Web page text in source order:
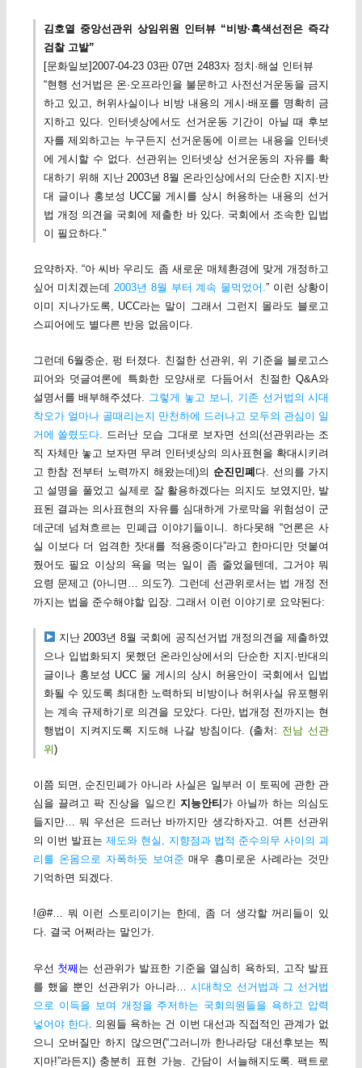
김호열 중앙선관위 상임위원 인터뷰 “비방·흑색선전은 즉각
검찰 고발”
[문화일보]2007-04-23 03판 07면 2483자 정치·해설 인터뷰
“현행 선거법은 온·오프라인을 불문하고 사전선거운동을 금지
하고 있고, 허위사실이나 비방 내용의 게시·배포를 명확히 금
지하고 있다. 인터넷상에서도 선거운동 기간이 아닐 때 후보
자를 제외하고는 누구든지 선거운동에 이르는 내용을 인터넷
에 게시할 수 없다. 선관위는 인터넷상 선거운동의 자유를 확
대하기 위해 지난 2003년 8월 온라인상에서의 단순한 지지·반
대 글이나 홍보성 UCC물 게시를 상시 허용하는 내용의 선거
법 개정 의견을 국회에 제출한 바 있다. 국회에서 조속한 입법
이 필요하다.”
요약하자. “아 씨바 우리도 좀 새로운 매체환경에 맞게 개정하고
싶어 미치겠는데 2003년 8월 부터 계속 물먹었어. ” 이런 상황이
이미 지나가도록, UCC라는 말이 그래서 그런지 몰라도 블로고
스피어에도 별다른 반응 없음이다.
그런데 6월중순, 펑 터졌다. 친절한 선관위, 위 기준을 블로고스
피어와 덧글여론에 특화한 모양새로 다듬어서 친절한 Q&A와
설명서를 배부해주셨다. 그렇게 놓고 보니, 기존 선거법의 시대
착오가 얼마나 골때리는지 만천하에 드러나고 모두의 관심이 일
거에 쏠렸도다. 드러난 모습 그대로 보자면 선의(선관위라는 조
직 자체만 놓고 보자면 무려 인터넷상의 의사표현을 확대시키려
고 한참 전부터 노력까지 해왔는데)의 순진민폐 다. 선의를 가지
고 설명을 풀었고 실제로 잘 활용하겠다는 의지도 보였지만, 발
표된 결과는 의사표현의 자유를 심대하게 가로막을 위험성이 군
데군데 넘쳐흐르는 민폐급 이야기들이니. 하다못해 “언론은 사
실 이보다 더 엄격한 잣대를 적용중이다”라고 한마디만 덧붙여
줬어도 필요 이상의 욕을 먹는 일이 좀 줄었을텐데, 그거야 뭐
요령 문제고 (아니면… 의도?). 그런데 선관위로서는 법 개정 전
까지는 법을 준수해야할 입장. 그래서 이런 이야기로 요약된다:
지난 2003년 8월 국회에 공직선거법 개정의견을 제출하였
으나 입법화되지 못했던 온라인상에서의 단순한 지지·반대의
글이나 홍보성 UCC 물 게시의 상시 허용안이 국회에서 입법
화될 수 있도록 최대한 노력하되 비방이나 허위사실 유포행위
는 계속 규제하기로 의견을 모았다. 다만, 법개정 전까지는 현
행법이 지켜지도록 지도해 나갈 방침이다. (출처: 전남 선관
위)
이쯤 되면, 순진민폐가 아니라 사실은 일부러 이 토픽에 관한 관
심을 끌려고 팍 진상을 일으킨 지능안티 가 아닐까 하는 의심도
들지만… 뭐 우선은 드러난 바까지만 생각하자고. 여튼 선관위
의 이번 발표는제도와 현실, 지향점과 법적 준수의무 사이의 괴
리를 온몸으로 자폭하듯 보여준매우 흥미로운 사례라는 것만
기억하면 되겠다.
!@#… 뭐 이런 스토리이기는 한데, 좀 더 생각할 꺼리들이 있
다. 결국 어쩌라는 말인가.
우선 첫째 는 선관위가 발표한 기준을 열심히 욕하되, 고작 발표
를 했을 뿐인 선관위가 아니라… 시대착오 선거법과 그 선거법
으로 이득을 보며 개정을 주저하는 국회의원들을 욕하고 압력
넣어야 한다. 의원들 욕하는 건 이번 대선과 직접적인 관계가 없
으니 오버질만 하지 않으면(“그러니까 한나라당 대선후보는 찍
지마!”라든지) 충분히 표현 가능. 간담이 서늘해지도록. 팩트로